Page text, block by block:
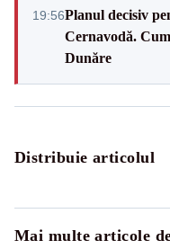
19:56Planul decisiv
Cernavodă.
Dunăre
Distribuie articolul
Mai multe articole